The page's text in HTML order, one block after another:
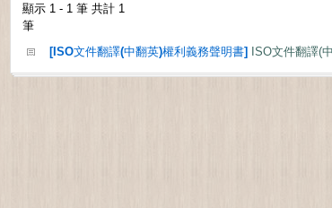
顯示 1 - 1 筆 共計 1
筆
[ISO文件翻譯(中翻英)權利義務聲明書] ISO文件翻譯(